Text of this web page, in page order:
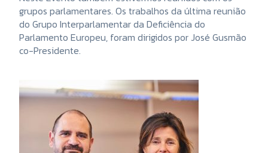
grupos parlamentares. Os trabalhos da última reunião
do Grupo Interparlamentar da Deficiência do
Parlamento Europeu, foram dirigidos por José Gusmão
co-Presidente.